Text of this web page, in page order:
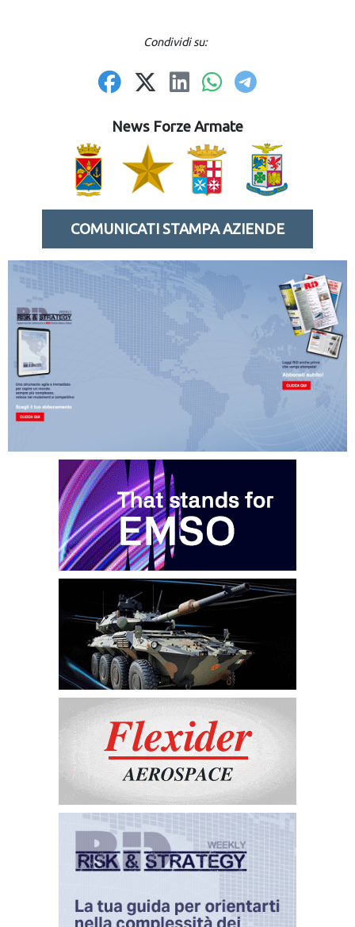
Condividi su:
News Forze Armate
COMUNICATI STAMPA AZIENDE